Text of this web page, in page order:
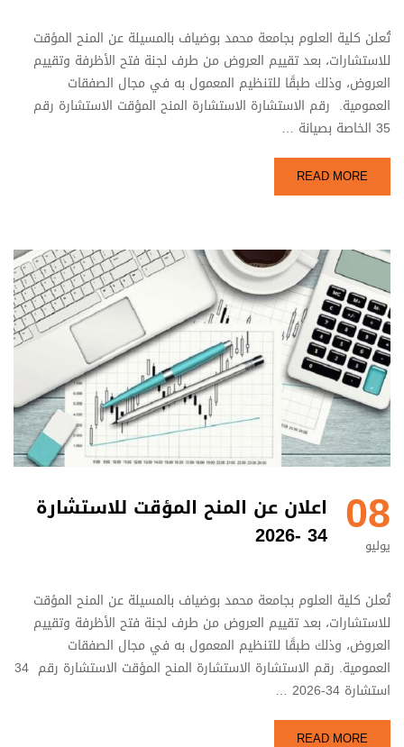
تُعلن كلية العلوم بجامعة محمد بوضياف بالمسيلة عن المنح المؤقت
للاستشارات، بعد تقييم العروض من طرف لجنة فتح الأظرفة وتقييم
العروض، وذلك طبقًا للتنظيم المعمول به في مجال الصفقات
العمومية. رقم الاستشارة الاستشارة المنح المؤقت الاستشارة رقم
35 الخاصة بصيانة …
READ MORE
08
يوليو
اعلان عن المنح المؤقت للاستشارة
34 -2026
تُعلن كلية العلوم بجامعة محمد بوضياف بالمسيلة عن المنح المؤقت
للاستشارات، بعد تقييم العروض من طرف لجنة فتح الأظرفة وتقييم
العروض، وذلك طبقًا للتنظيم المعمول به في مجال الصفقات
العمومية. رقم الاستشارة الاستشارة المنح المؤقت الاستشارة رقم 34
استشارة 34-2026 …
READ MORE